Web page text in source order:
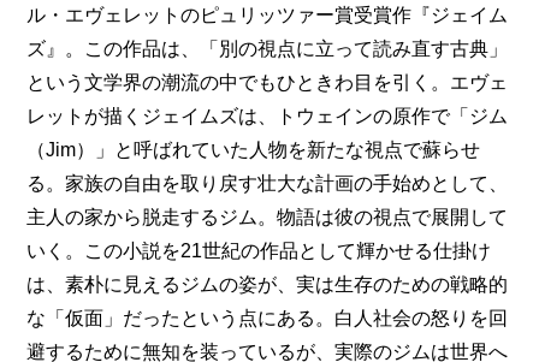
ル・エヴェレットのピュリッツァー賞受賞作『ジェイム
ズ』。この作品は、「 別の視点に立って読み直す古典 」
という文学界の潮流の中でもひときわ目を引く。エヴェ
レットが描くジェイムズは、トウェインの原作で「ジム
（Jim）」と呼ばれていた人物を新たな視点で蘇らせ
る。家族の自由を取り戻す壮大な計画の手始めとして、
主人の家から脱走するジム。物語は彼の視点で展開して
いく。この小説を21世紀の作品として輝かせる仕掛け
は、素朴に見えるジムの姿が、実は生存のための戦略的
な「仮面」だったという点にある。白人社会の怒りを回
避するために無知を装っているが、実際のジムは世界へ